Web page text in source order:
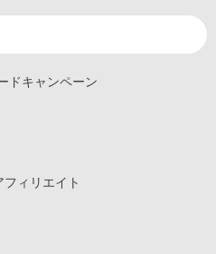
ドキャンペーン
ィリエイト